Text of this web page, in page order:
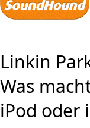
Linkin
Was
iPod oder